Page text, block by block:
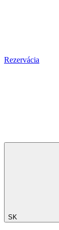
Rezervácia
SK